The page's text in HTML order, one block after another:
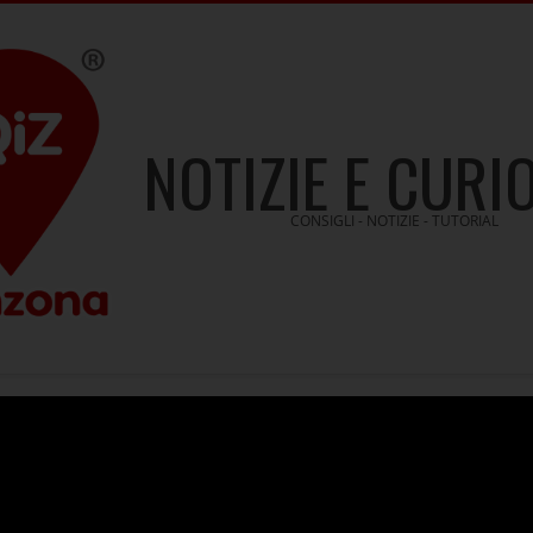
NOTIZIE ECONSIGLI - NOTIZIE - TUTORIAL